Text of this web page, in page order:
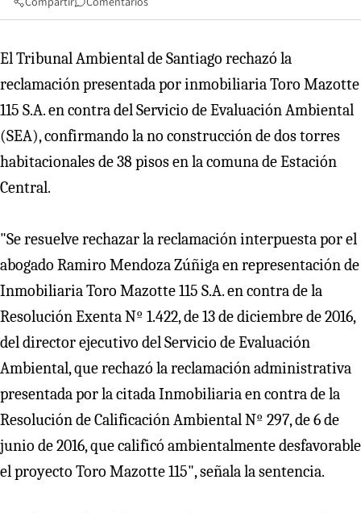
El Tribunal Ambiental de Santiago rechazó la
reclamación presentada por inmobiliaria Toro Mazotte
115 S.A. en contra del Servicio de Evaluación Ambiental
(SEA), confirmando la no construcción de dos torres
habitacionales de 38 pisos en la comuna de Estación
Central.
"Se resuelve rechazar la reclamación interpuesta por el
abogado Ramiro Mendoza Zúñiga en representación de
Inmobiliaria Toro Mazotte 115 S.A. en contra de la
Resolución Exenta Nº 1.422, de 13 de diciembre de 2016,
del director ejecutivo del Servicio de Evaluación
Ambiental, que rechazó la reclamación administrativa
presentada por la citada Inmobiliaria en contra de la
Resolución de Calificación Ambiental Nº 297, de 6 de
junio de 2016, que calificó ambientalmente desfavorable
el proyecto Toro Mazotte 115", señala la sentencia.